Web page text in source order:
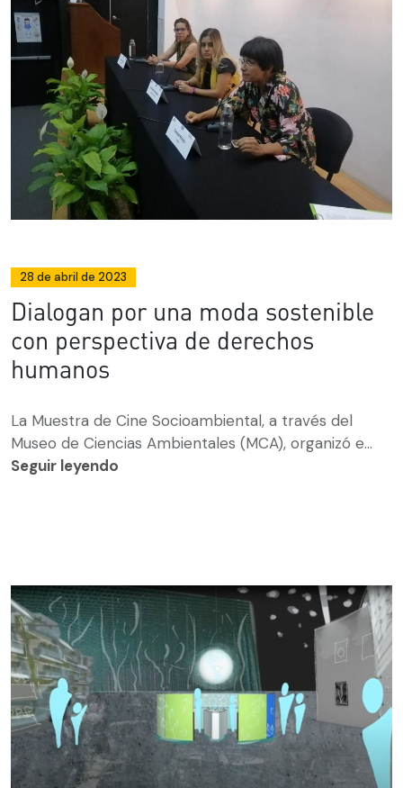
28 de abril de 2023
Dialogan por una moda sostenible
con perspectiva de derechos
humanos
La Muestra de Cine Socioambiental, a través del
Museo de Ciencias Ambientales (MCA), organizó e...
Seguir leyendo